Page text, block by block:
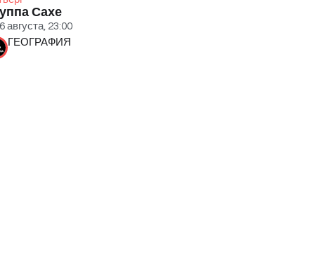
Сахе
6 августа, 23:00
ГЕОГРАФИЯ